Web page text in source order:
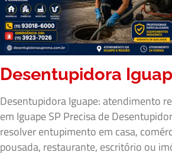
Desentupidora
Desentupidora Iguape: atendimento
em Iguape SP Precisa de
resolver entupimento em casa,
pousada, restaurante, escritório ou